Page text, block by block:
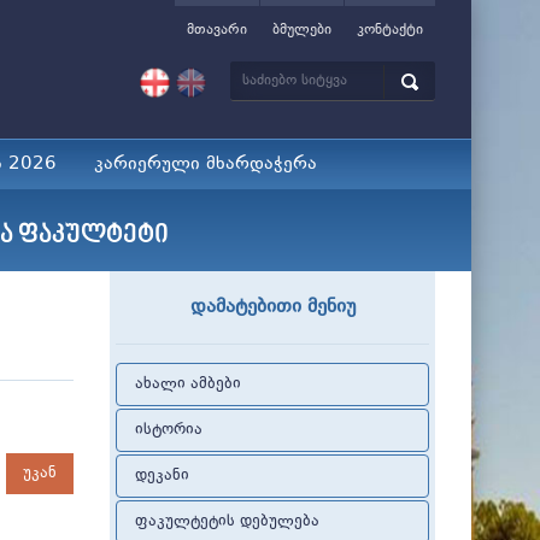
მთავარი ბმულები კონტაქტი
2026 კარიერული მხარდაჭერა
ფაკულტეტი
უკან
დამატებითი მენიუ
ახალი ამბები
ისტორია
დეკანი
ფაკულტეტის დებულება